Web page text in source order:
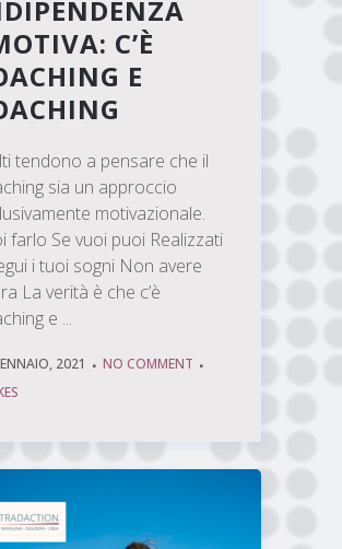
C’È
E
tendono a pensare che il
sia un approccio
motivazionale.
farlo Se vuoi puoi Realizzati
i tuoi sogni Non avere
La verità è che c’è
e ...
2021
NO COMMENT